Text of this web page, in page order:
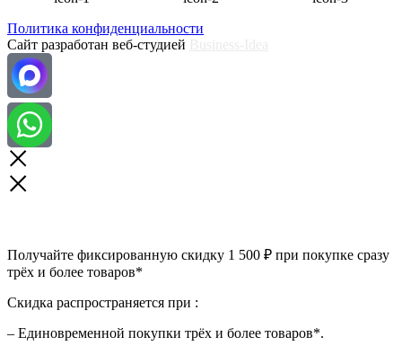
Политика конфиденциальности
Сайт разработан веб-студией
Получайте фиксированную скидку 1 500 ₽ при покупке сразу
трёх и более товаров*
Скидка распространяется при :
– Единовременной покупки трёх и более товаров*.